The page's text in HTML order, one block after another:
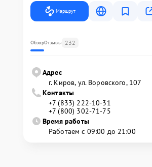
Маршрут
ОбзорОтзывы 232
Адрес
г. Киров, ул. Воровского, 107
Контакты
+7 (833) 222-10-31
+7 (800) 302-71-75
Время работы
Работаем с 09:00 до 21:00